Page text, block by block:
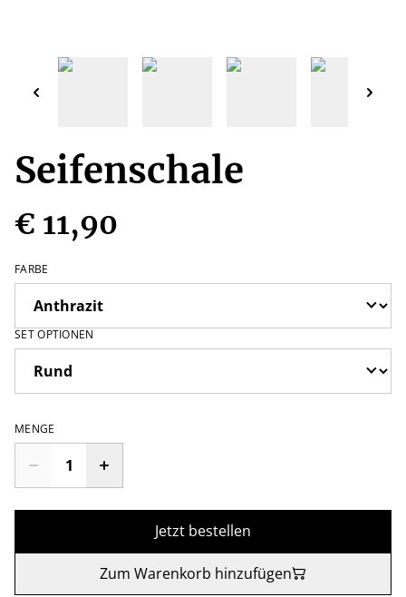
Seifenschale
€ 11,90
FARBE
SET OPTIONEN
MENGE
Jetzt bestellen
Zum Warenkorb hinzufügen